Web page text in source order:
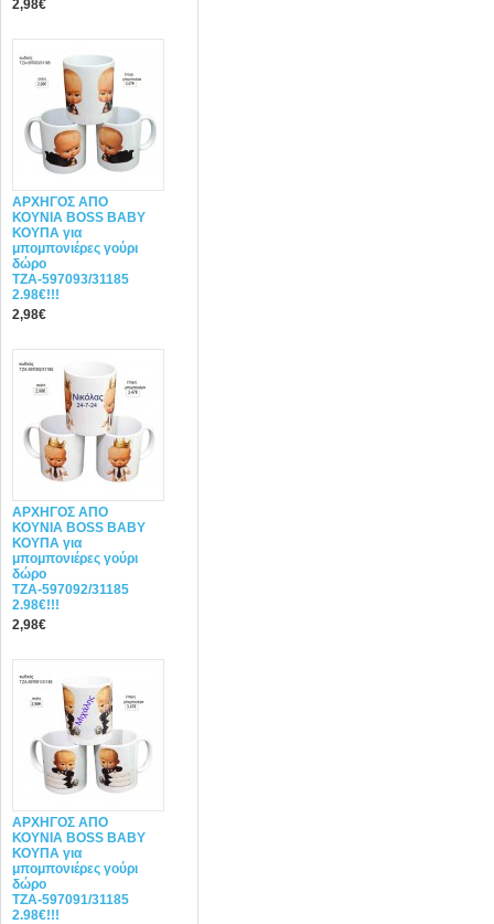
2,98€
ΑΡΧΗΓΟΣ ΑΠΟ
ΚΟΥΝΙΑ BOSS BABY
ΚΟΥΠΑ για
μπομπονιέρες γούρι
δώρο
ΤΖΑ-597093/31185
2.98€!!!
2,98€
ΑΡΧΗΓΟΣ ΑΠΟ
ΚΟΥΝΙΑ BOSS BABY
ΚΟΥΠΑ για
μπομπονιέρες γούρι
δώρο
ΤΖΑ-597092/31185
2.98€!!!
2,98€
ΑΡΧΗΓΟΣ ΑΠΟ
ΚΟΥΝΙΑ BOSS BABY
ΚΟΥΠΑ για
μπομπονιέρες γούρι
δώρο
ΤΖΑ-597091/31185
2.98€!!!